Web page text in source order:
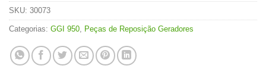
SKU: 30073
Categorias: GGI 950, Peças de Reposição Geradores